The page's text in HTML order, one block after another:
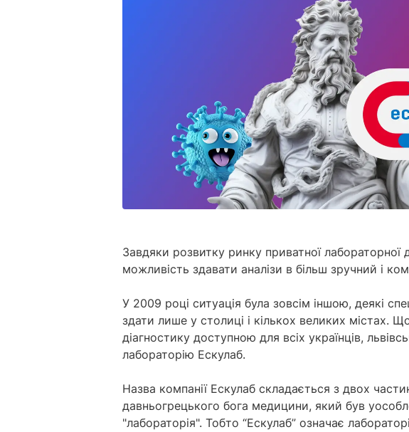
провідним
соцмереж.
Дізнатися
Завдяки розвитку ринку приватної лабораторної
можливість здавати аналізи в більш зручний і
У 2009 році ситуація була зовсім іншою, деякі
здати лише у столиці і кількох великих містах.
діагностику доступною для всіх українців,
лабораторію Ескулаб.
Назва компанії Ескулаб складається з двох
давньогрецького бога медицини, який був
"лабораторія". Тобто “Ескулаб” означає